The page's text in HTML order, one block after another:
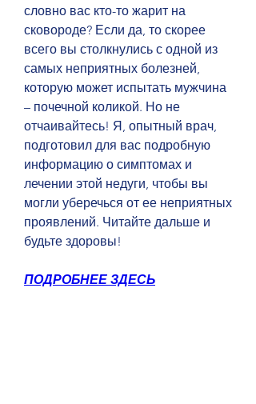
словно вас кто-то жарит на
сковороде? Если да, то скорее
всего вы столкнулись с одной из
самых неприятных болезней,
которую может испытать мужчина
– почечной коликой. Но не
отчаивайтесь! Я, опытный врач,
подготовил для вас подробную
информацию о симптомах и
лечении этой недуги, чтобы вы
могли уберечься от ее неприятных
проявлений. Читайте дальше и
будьте здоровы!
ПОДРОБНЕЕ ЗДЕСЬ